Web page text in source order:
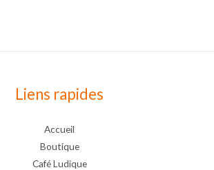
Liens rapides
Accueil
Boutique
Café Ludique